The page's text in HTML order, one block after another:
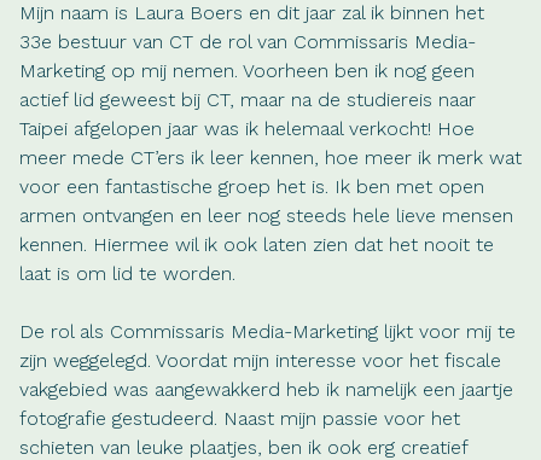
Mijn naam is Laura Boers en dit jaar zal ik binnen het
33e bestuur van CT de rol van Commissaris Media-
Marketing op mij nemen. Voorheen ben ik nog geen
actief lid geweest bij CT, maar na de studiereis naar
Taipei afgelopen jaar was ik helemaal verkocht! Hoe
meer mede CT’ers ik leer kennen, hoe meer ik merk wat
voor een fantastische groep het is. Ik ben met open
armen ontvangen en leer nog steeds hele lieve mensen
kennen. Hiermee wil ik ook laten zien dat het nooit te
laat is om lid te worden.
De rol als Commissaris Media-Marketing lijkt voor mij te
zijn weggelegd. Voordat mijn interesse voor het fiscale
vakgebied was aangewakkerd heb ik namelijk een jaartje
fotografie gestudeerd. Naast mijn passie voor het
schieten van leuke plaatjes, ben ik ook erg creatief